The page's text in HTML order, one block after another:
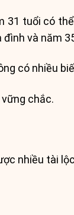
31 tuổi có
và năm
có nhiều
chắc.
nhiều tài